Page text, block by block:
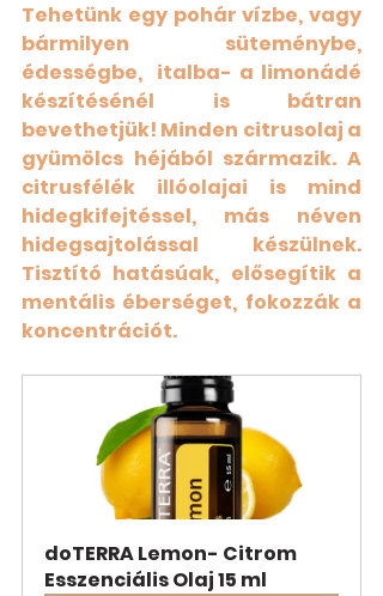
Tehetünk egy pohár vízbe, vagy
bármilyen süteménybe,
édességbe,  italba- a limonádé
készítésénél is bátran
bevethetjük! Minden citrusolaj a
gyümölcs héjából származik. A
citrusfélék illóolajai is mind
hidegkifejtéssel, más néven
hidegsajtolással készülnek.
Tisztító hatásúak, elősegítik a
mentális éberséget, fokozzák a
koncentrációt.
doTERRA Lemon- Citrom
Esszenciális Olaj 15 ml